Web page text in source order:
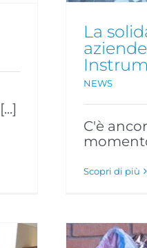
La
NEWS
C'è
Scopri di più